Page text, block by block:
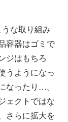
な取り組み
容器はゴミで
ジはもちろ
うようになっ
なったり…。
ェクトではな
さらに拡大を